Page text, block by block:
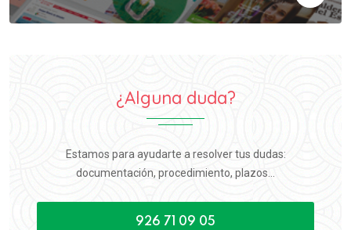
¿Alguna duda?
Estamos para ayudarte a resolver tus dudas:
documentación, procedimiento, plazos...
926 71 09 05